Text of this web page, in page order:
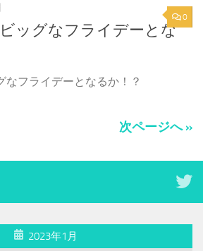
0
ッグなフライデーとな
なフライデーとなるか！？
次ページへ »
2023年1月